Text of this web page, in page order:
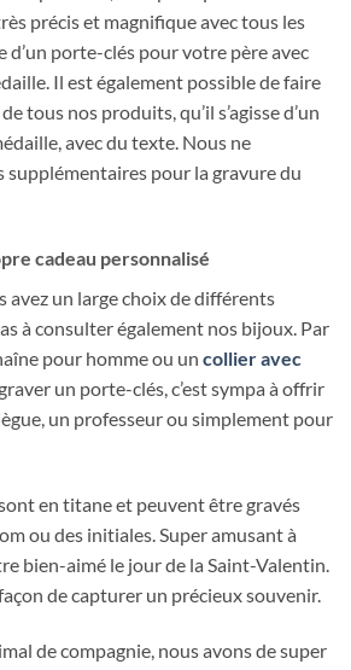
précis et magnifique avec tous les
d’un porte-clés pour votre père avec
Il est également possible de faire
tous nos produits, qu’il s’agisse d’un
avec du texte. Nous ne
supplémentaires pour la gravure du
cadeau personnalisé
avez un large choix de différents
à consulter également nos bijoux. Par
pour homme ou un collier avec
un porte-clés, c’est sympa à offrir
un professeur ou simplement pour
en titane et peuvent être gravés
ou des initiales. Super amusant à
bien-aimé le jour de la Saint-Valentin.
de capturer un précieux souvenir.
de compagnie, nous avons de super